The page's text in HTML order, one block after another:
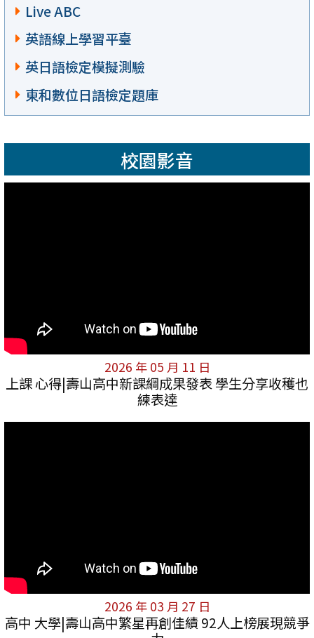
Live ABC
英語線上學習平臺
英日語檢定模擬測驗
東和數位日語檢定題庫
校園影音
2026 年 05 月 11 日
上課 心得|壽山高中新課綱成果發表 學生分享收穫也
練表達
2026 年 03 月 27 日
高中 大學|壽山高中繁星再創佳績 92人上榜展現競爭